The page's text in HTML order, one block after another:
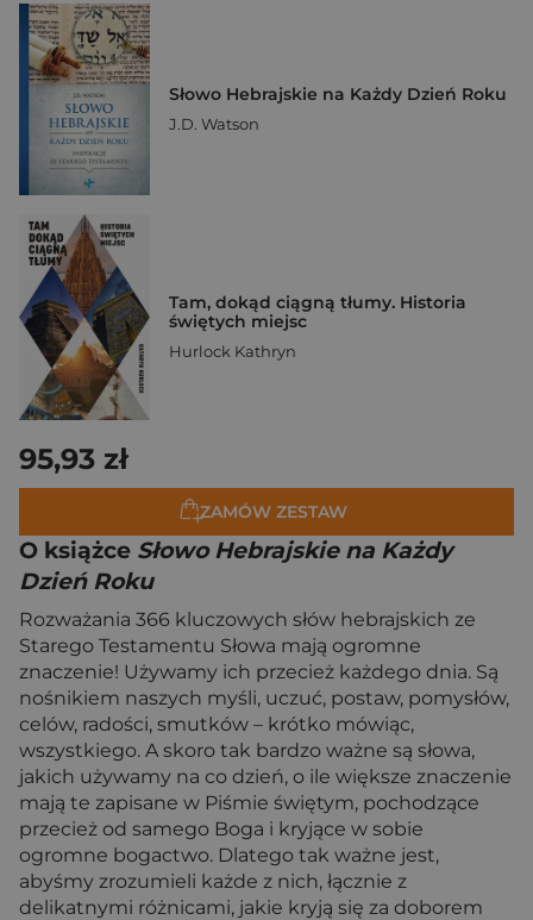
Słowo Hebrajskie na Każdy Dzień Roku
J.D. Watson
Tam, dokąd ciągną tłumy. Historia
świętych miejsc
Hurlock Kathryn
95,93 zł
ZAMÓW ZESTAW
O książce Słowo Hebrajskie na Każdy
Dzień Roku
Rozważania 366 kluczowych słów hebrajskich ze
Starego Testamentu Słowa mają ogromne
znaczenie! Używamy ich przecież każdego dnia. Są
nośnikiem naszych myśli, uczuć, postaw, pomysłów,
celów, radości, smutków – krótko mówiąc,
wszystkiego. A skoro tak bardzo ważne są słowa,
jakich używamy na co dzień, o ile większe znaczenie
mają te zapisane w Piśmie świętym, pochodzące
przecież od samego Boga i kryjące w sobie
ogromne bogactwo. Dlatego tak ważne jest,
abyśmy zrozumieli każde z nich, łącznie z
delikatnymi różnicami, jakie kryją się za doborem